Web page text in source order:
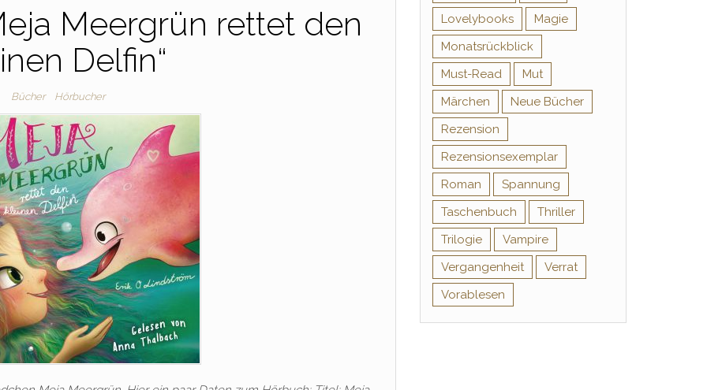
Meergrün rettet den
Delfin“
Bücher Hörbucher
Lovelybooks
Magie
Monatsrückblick
Must-Read
Mut
Märchen
Neue Bücher
Rezension
Rezensionsexemplar
Roman
Spannung
Taschenbuch
Thriller
Trilogie
Vampire
Vergangenheit
Verrat
Vorablesen